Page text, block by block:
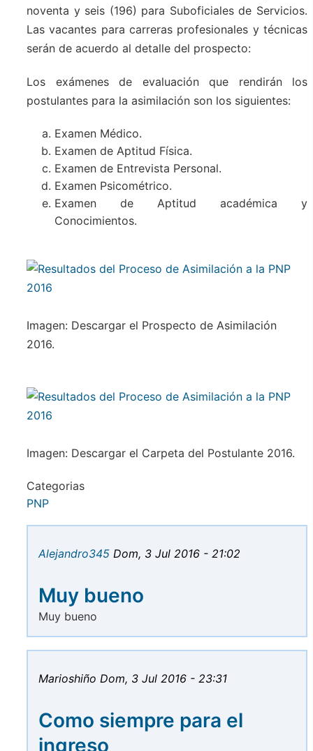
noventa y seis (196) para Suboficiales de Servicios.
Las vacantes para carreras profesionales y técnicas
serán de acuerdo al detalle del prospecto:
Los exámenes de evaluación que rendirán los
postulantes para la asimilación son los siguientes:
Examen Médico.
Examen de Aptitud Física.
Examen de Entrevista Personal.
Examen Psicométrico.
Examen de Aptitud académica y
Conocimientos.
Imagen: Descargar el Prospecto de Asimilación
2016.
Imagen: Descargar el Carpeta del Postulante 2016.
Categorias
PNP
Alejandro345 Dom, 3 Jul 2016 - 21:02
Muy bueno
Muy bueno
Marioshiño Dom, 3 Jul 2016 - 23:31
Como siempre para el
ingreso